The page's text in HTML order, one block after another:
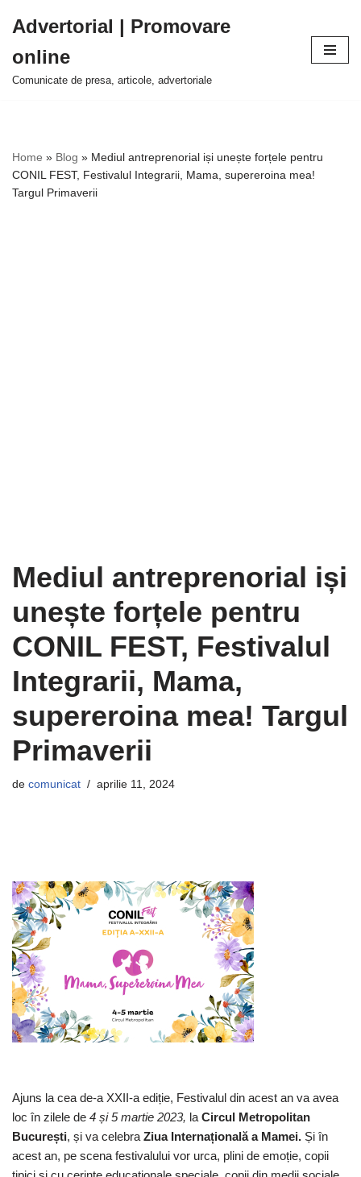
la
conținut
Advertorial | Promovare
online
Comunicate de presa, articole, advertoriale
Home » Blog » Mediul antreprenorial iși unește forțele pentru
CONIL FEST, Festivalul Integrarii, Mama, supereroina mea!
Targul Primaverii
Mediul antreprenorial iși
unește forțele pentru
CONIL FEST, Festivalul
Integrarii, Mama,
supereroina mea! Targul
Primaverii
de comunicat aprilie 11, 2024
Ajuns la cea de-a XXII-a ediție, Festivalul din acest an va avea
loc în zilele de 4 și 5 martie 2023, la Circul Metropolitan
București, și va celebra Ziua Internațională a Mamei. Și în
acest an, pe scena festivalului vor urca, plini de emoție, copii